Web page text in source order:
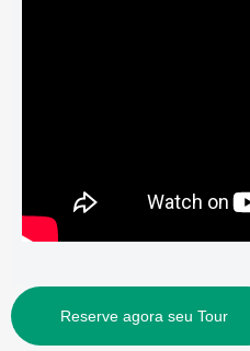
Reserve agora seu Tour